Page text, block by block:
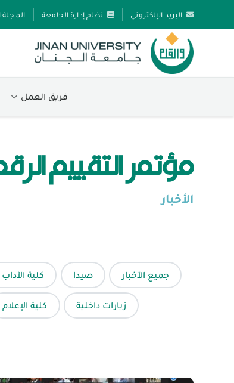
البريد الإلكتروني نظام إدارة الجامعة
فريق العمل
مؤتمر التقييم
الأخبار
جميع الأخبار صيدا كلية
زيارات داخلية كلية الإعلام